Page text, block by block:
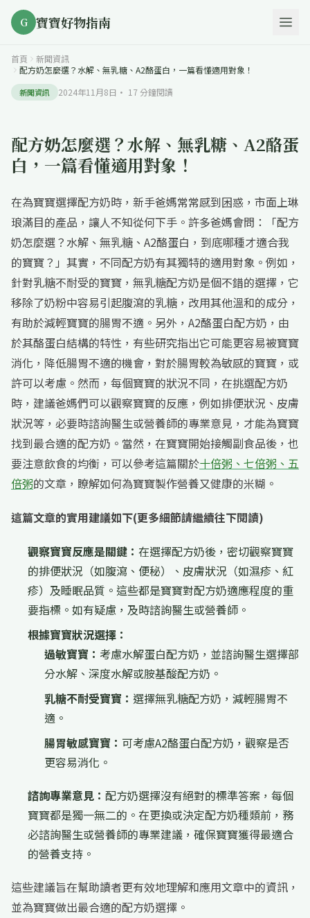
G 寶寶好物指南
首頁
新聞資訊
配方奶怎麼選？水解、無乳糖、A2酪蛋白，一篇看懂適用對象！
新聞資訊 2024年11月8日 · 17 分鐘閱讀
配方奶怎麼選？水解、無乳糖、A2酪蛋
白，一篇看懂適用對象！
在為寶寶選擇配方奶時，新手爸媽常常感到困惑，市面上琳
琅滿目的產品，讓人不知從何下手。許多爸媽會問：「配方
奶怎麼選？水解、無乳糖、A2酪蛋白，到底哪種才適合我
的寶寶？」其實，不同配方奶有其獨特的適用對象。例如，
針對乳糖不耐受的寶寶，無乳糖配方奶是個不錯的選擇，它
移除了奶粉中容易引起腹瀉的乳糖，改用其他溫和的成分，
有助於減輕寶寶的腸胃不適。另外，A2酪蛋白配方奶，由
於其酪蛋白結構的特性，有些研究指出它可能更容易被寶寶
消化，降低腸胃不適的機會，對於腸胃較為敏感的寶寶，或
許可以考慮。然而，每個寶寶的狀況不同，在挑選配方奶
時，建議爸媽們可以觀察寶寶的反應，例如排便狀況、皮膚
狀況等，必要時諮詢醫生或營養師的專業意見，才能為寶寶
找到最合適的配方奶。當然，在寶寶開始接觸副食品後，也
要注意飲食的均衡，可以參考這篇關於十倍粥、七倍粥、五
倍粥的文章，瞭解如何為寶寶製作營養又健康的米糊。
這篇文章的實用建議如下(更多細節請繼續往下閱讀)
觀察寶寶反應是關鍵： 在選擇配方奶後，密切觀察寶寶
的排便狀況（如腹瀉、便秘）、皮膚狀況（如濕疹、紅
疹）及睡眠品質。這些都是寶寶對配方奶適應程度的重
要指標。如有疑慮，及時諮詢醫生或營養師。
根據寶寶狀況選擇：
過敏寶寶： 考慮水解蛋白配方奶，並諮詢醫生選擇部
分水解、深度水解或胺基酸配方奶。
乳糖不耐受寶寶： 選擇無乳糖配方奶，減輕腸胃不
適。
腸胃敏感寶寶： 可考慮A2酪蛋白配方奶，觀察是否
更容易消化。
諮詢專業意見： 配方奶選擇沒有絕對的標準答案，每個
寶寶都是獨一無二的。在更換或決定配方奶種類前，務
必諮詢醫生或營養師的專業建議，確保寶寶獲得最適合
的營養支持。
這些建議旨在幫助讀者更有效地理解和應用文章中的資訊，
並為寶寶做出最合適的配方奶選擇。